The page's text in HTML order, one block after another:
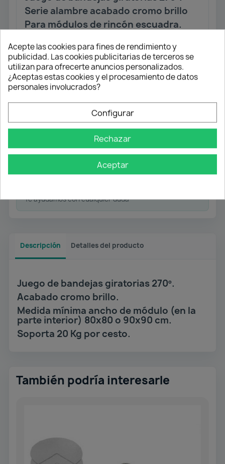
Serie alambre acabado cromo brillo
Para módulos de rincón escuadra.
90x90 cm(mínimo hueco interior
Envío gratuito
Pago flexible
Transferencia
Te ayudamos con cualquier duda
Descripción Detalles del producto
Juego de bandejas giratorias 270º.
Acabado cromo brillo.
Medida mínima ancho de módulo (en la
parte interior) 80x80 o 90x90 cm.
Soporta 20 Kg por cesto.
También podría interesarle
Acepte las cookies para fines de rendimiento y
publicidad. Las cookies publicitarias de terceros se
utilizan para ofrecerte anuncios personalizados.
¿Aceptas estas cookies y el procesamiento de datos
personales involucrados?
Configurar
Rechazar
Aceptar